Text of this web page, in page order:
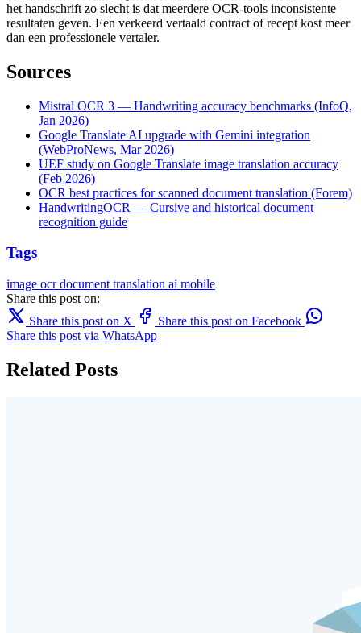
het handschrift zo slecht is dat meerdere OCR-tools inconsistente
resultaten geven. Een verkeerd vertaald contract of recept kost meer
dan een professionele vertaler.
Sources
Mistral OCR 3 — Handwriting accuracy benchmarks (InfoQ,
Jan 2026)
Google Translate AI upgrade with Gemini integration
(WebProNews, Mar 2026)
UEF study on Google Translate image translation accuracy
(Feb 2026)
OCR best practices for scanned document translation (Forem)
HandwritingOCR — Cursive and historical document
recognition guide
Tags
image ocrdocument translation ai mobile
Share this post on:
Share this post on X
Share this post on Facebook
Share this post via WhatsApp
Related Posts